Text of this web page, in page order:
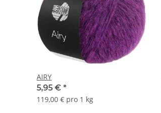
AIRY
5,95 € *
119,00 € pro 1 kg